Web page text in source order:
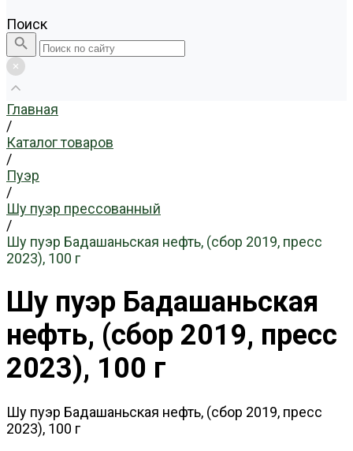
Поиск
Главная
/
Каталог товаров
/
Пуэр
/
Шу пуэр прессованный
/
Шу пуэр Бадашаньская нефть, (сбор 2019, пресс
2023), 100 г
Шу пуэр Бадашаньская
нефть, (сбор 2019, пресс
2023), 100 г
Шу пуэр Бадашаньская нефть, (сбор 2019, пресс
2023), 100 г